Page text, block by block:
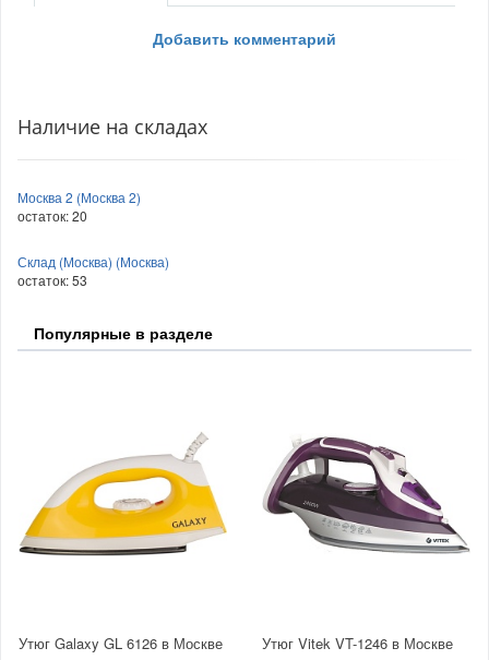
Добавить комментарий
Наличие на складах
Москва 2 (Москва 2)
остаток:20
Склад (Москва) (Москва)
остаток:53
Популярные в разделе
Утюг Galaxy GL 6126 в Москве Утюг Vitek VT-1246 в Москве